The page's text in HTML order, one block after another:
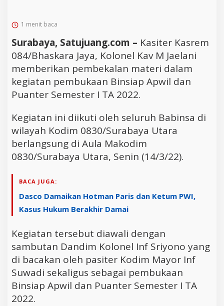
1 menit baca
Surabaya, Satujuang.com – Kasiter Kasrem
084/Bhaskara Jaya, Kolonel Kav M Jaelani
memberikan pembekalan materi dalam
kegiatan pembukaan Binsiap Apwil dan
Puanter Semester I TA 2022.
Kegiatan ini diikuti oleh seluruh Babinsa di
wilayah Kodim 0830/Surabaya Utara
berlangsung di Aula Makodim
0830/Surabaya Utara, Senin (14/3/22).
BACA JUGA:
Dasco Damaikan Hotman Paris dan Ketum PWI,
Kasus Hukum Berakhir Damai
Kegiatan tersebut diawali dengan
sambutan Dandim Kolonel Inf Sriyono yang
di bacakan oleh pasiter Kodim Mayor Inf
Suwadi sekaligus sebagai pembukaan
Binsiap Apwil dan Puanter Semester I TA
2022.